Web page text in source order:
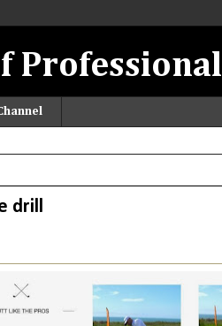
Professional
drill